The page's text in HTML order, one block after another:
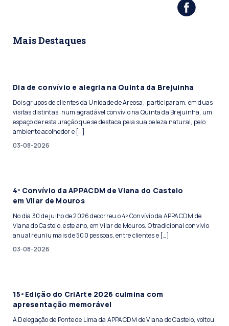
Mais Destaques
Dia de convívio e alegria na Quinta da Brejuinha
Dois grupos de clientes da Unidade de Areosa, participaram, em duas
visitas distintas, num agradável convívio na Quinta da Brejuinha, um
espaço de restauração que se destaca pela sua beleza natural, pelo
ambiente acolhedor e […]
03-08-2026
4º Convívio da APPACDM de Viana do Castelo
em Vilar de Mouros
No dia 30 de julho de 2026 decorreu o 4º Convívio da APPACDM de
Viana do Castelo, este ano, em Vilar de Mouros. O tradicional convívio
anual reuniu mais de 500 pessoas, entre clientes e […]
03-08-2026
15ª Edição do CriArte 2026 culmina com
apresentação memorável
A Delegação de Ponte de Lima da APPACDM de Viana do Castelo, voltou